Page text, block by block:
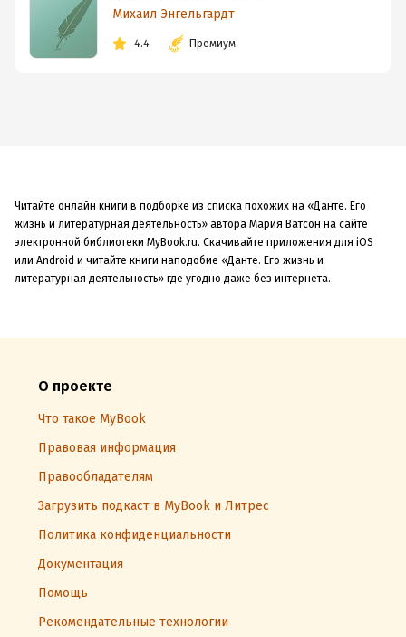
Михаил Энгельгардт
4.4 Премиум
Читайте онлайн книги в подборке из списка похожих на «Данте. Его
жизнь и литературная деятельность» автора Мария Ватсон на сайте
электронной библиотеки MyBook.ru. Скачивайте приложения для iOS
или Android и читайте книги наподобие «Данте. Его жизнь и
литературная деятельность» где угодно даже без интернета.
О проекте
Что такое MyBook
Правовая информация
Правообладателям
Загрузить подкаст в MyBook и Литрес
Политика конфиденциальности
Документация
Помощь
Рекомендательные технологии